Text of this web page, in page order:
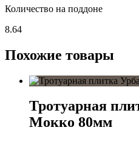
Количество на поддоне
8.64
Похожие товары
Тротуарная
Мокко 80мм